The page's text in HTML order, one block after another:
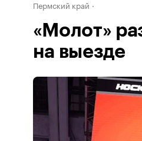
Пермский край
«Молот»
на выезде